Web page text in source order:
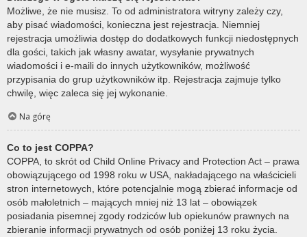
Możliwe, że nie musisz. To od administratora witryny zależy czy,
aby pisać wiadomości, konieczna jest rejestracja. Niemniej
rejestracja umożliwia dostęp do dodatkowych funkcji niedostępnych
dla gości, takich jak własny awatar, wysyłanie prywatnych
wiadomości i e-maili do innych użytkowników, możliwość
przypisania do grup użytkowników itp. Rejestracja zajmuje tylko
chwilę, więc zaleca się jej wykonanie.
Na górę
Co to jest COPPA?
COPPA, to skrót od Child Online Privacy and Protection Act – prawa
obowiązującego od 1998 roku w USA, nakładającego na właścicieli
stron internetowych, które potencjalnie mogą zbierać informacje od
osób małoletnich – mających mniej niż 13 lat – obowiązek
posiadania pisemnej zgody rodziców lub opiekunów prawnych na
zbieranie informacji prywatnych od osób poniżej 13 roku życia.